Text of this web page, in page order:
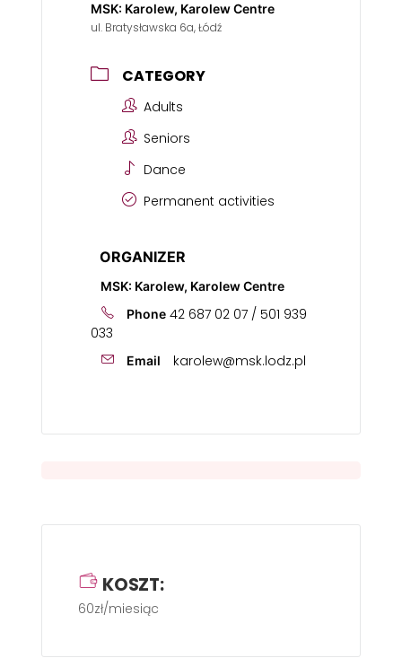
MSK: Karolew, Karolew Centre
ul. Bratysławska 6a, Łódź
CATEGORY
Adults
Seniors
Dance
Permanent activities
ORGANIZER
MSK: Karolew, Karolew Centre
Phone 42 687 02 07 / 501 939
033
Email karolew@msk.lodz.pl
KOSZT:
60zł/miesiąc